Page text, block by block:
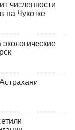
численности
на Чукотке